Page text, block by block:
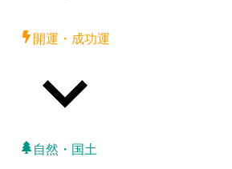
開運・成功運
自然・国土